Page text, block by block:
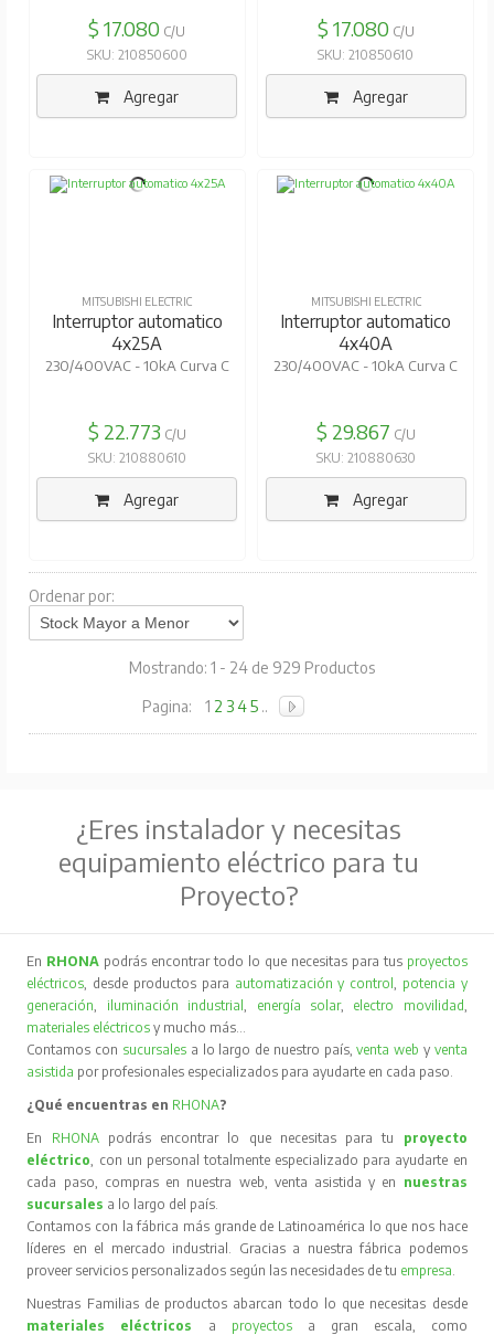
$ 17.080 C/U
SKU: 210850600
Agregar
$ 17.080C/U
SKU: 210850610
Agregar
MITSUBISHI ELECTRIC
Interruptor automatico
4x25A
230/400VAC - 10kA Curva C
$ 22.773 C/U
SKU: 210880610
Agregar
MITSUBISHI ELECTRIC
Interruptor automatico
4x40A
230/400VAC - 10kA Curva C
$ 29.867 C/U
SKU: 210880630
Agregar
Ordenar por:
Mostrando: 1 - 24 de 929 Productos
Pagina: 1 2 345..
¿Eres instalador y necesitas
equipamiento eléctrico para tu
Proyecto?
En RHONA podrás encontrar todo lo que necesitas para tus proyectos
eléctricos , desde productos para automatización y control
potencia y
generación
iluminación industrial energía solar, electro movilidad
materiales eléctricos y mucho más…
Contamos con sucursales a lo largo de nuestro país,venta web y venta
asistida por profesionales especializados para ayudarte en cada paso.
¿Qué encuentras en RHONA?
En RHONA podrás encontrar lo que necesitas para tu proyecto
eléctrico , con un personal totalmente especializado para ayudarte en
cada paso, compras en nuestra web, venta asistida y en nuestras
sucursales a lo largo del país.
Contamos con la fábrica más grande de Latinoamérica lo que nos hace
líderes en el mercado industrial. Gracias a nuestra fábrica podemos
proveer servicios personalizados según las necesidades de tu empresa
Nuestras Familias de productos abarcan todo lo que necesitas desde
materiales eléctricos
a proyectos
a gran escala, como